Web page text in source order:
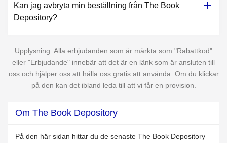
Kan jag avbryta min beställning från The Book
Depository?
Upplysning: Alla erbjudanden som är märkta som "Rabattkod"
eller "Erbjudande" innebär att det är en länk som är ansluten till
oss och hjälper oss att hålla oss gratis att använda. Om du klickar
på den kan det ibland leda till att vi får en provision.
Om The Book Depository
På den här sidan hittar du de senaste The Book Depository